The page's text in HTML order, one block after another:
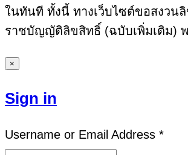
ในทันที ทั้งนี้ ทางเว็บไซต์ขอสงวน
ราชบัญญัติลิขสิทธิ์ (ฉบับเพิ่มเติม)
×
Sign in
Username or Email Address *